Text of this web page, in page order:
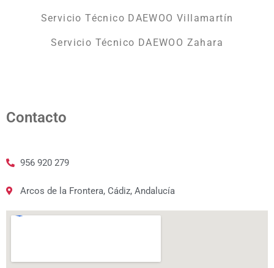
Servicio Técnico DAEWOO Villamartín
Servicio Técnico DAEWOO Zahara
Contacto
956 920 279
Arcos de la Frontera, Cádiz, Andalucía